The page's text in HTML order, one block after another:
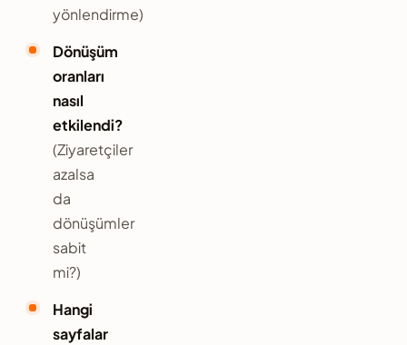
yönlendirme)
Dönüşüm
oranları
nasıl
etkilendi?
(Ziyaretçiler
azalsa
da
dönüşümler
sabit
mi?)
Hangi
sayfalar